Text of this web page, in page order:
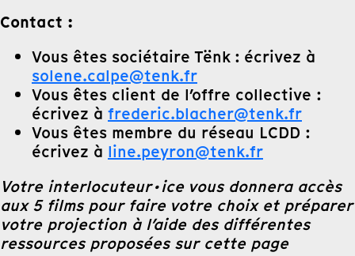
Contact :
Vous êtes sociétaire Tënk : écrivez à
solene.calpe@tenk.fr
Vous êtes client de l’offre collective :
écrivez à frederic.blacher@tenk.fr
Vous êtes membre du réseau LCDD :
écrivez à line.peyron@tenk.fr
Votre interlocuteur·ice vous donnera accès
aux 5 films pour faire votre choix et préparer
votre projection à l’aide des différentes
ressources proposées sur cette page